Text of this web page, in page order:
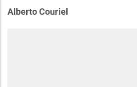
Alberto Couriel